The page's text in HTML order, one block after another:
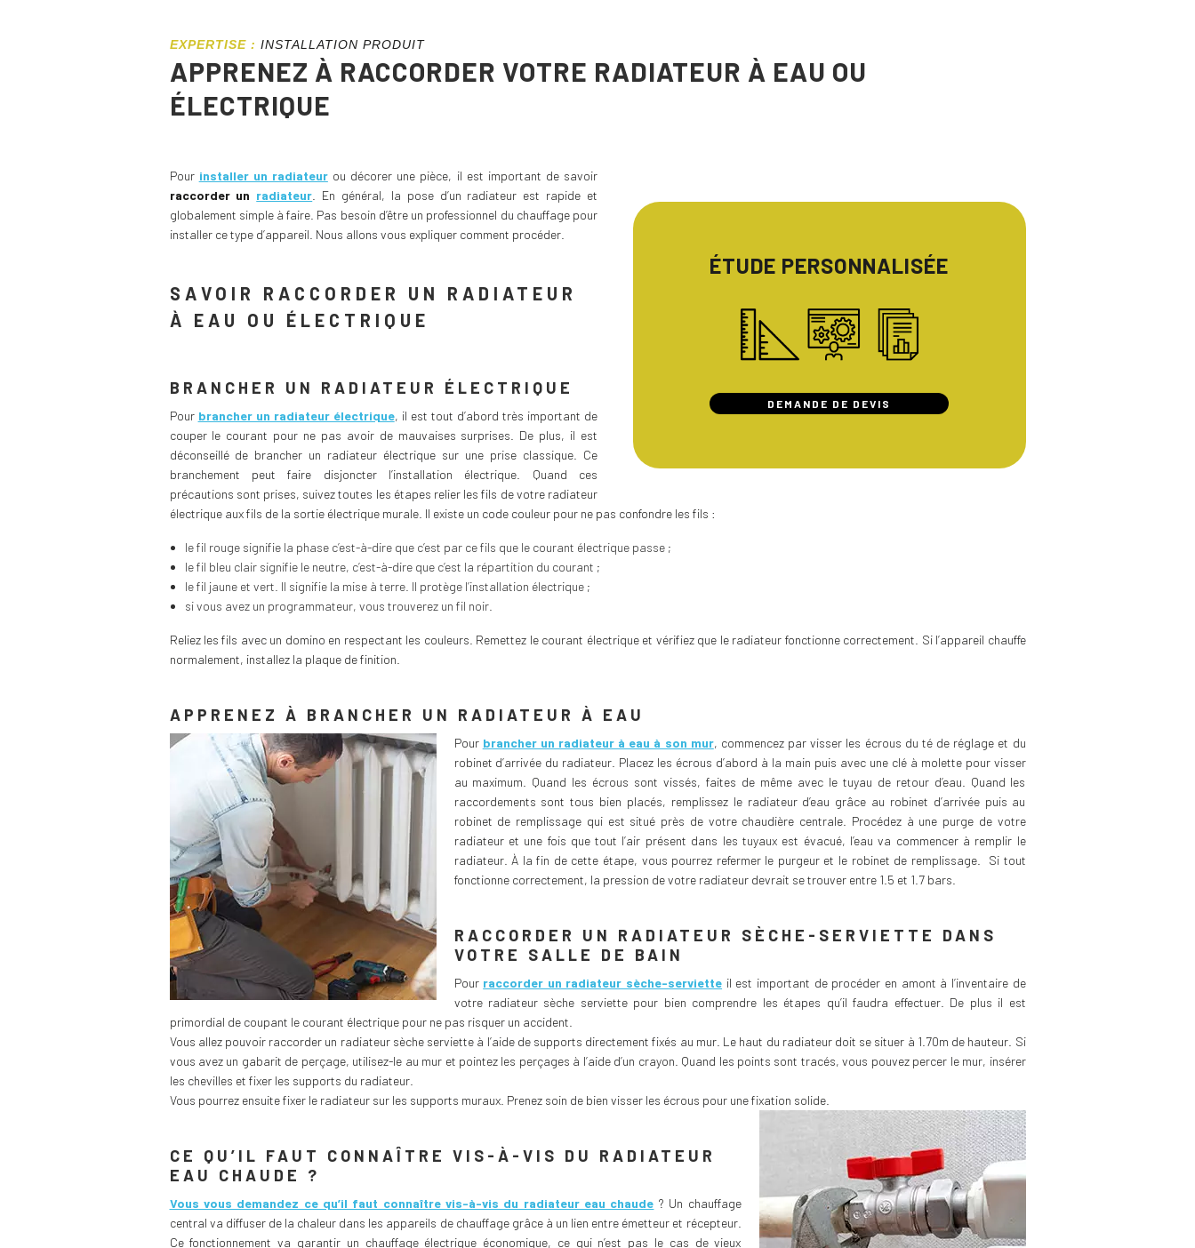
EXPERTISE : INSTALLATION PRODUIT
APPRENEZ À RACCORDER VOTRE RADIATEUR À EAU OU
ÉLECTRIQUE
ÉTUDE PERSONNALISÉE
DEMANDE DE DEVIS
Pour installer un radiateurou décorer une pièce, il est important de savoir
raccorder un radiateur . En général, la pose d’un radiateur est rapide et
globalement simple à faire. Pas besoin d’être un professionnel du chauffage pour
installer ce type d’appareil. Nous allons vous expliquer comment procéder.
SAVOIR RACCORDER UN RADIATEUR
À EAU OU ÉLECTRIQUE
BRANCHER UN RADIATEUR ÉLECTRIQUE
Pour brancher un radiateur électrique, il est tout d’abord très important de
couper le courant pour ne pas avoir de mauvaises surprises. De plus, il est
déconseillé de brancher un radiateur électrique sur une prise classique. Ce
branchement peut faire disjoncter l’installation électrique. Quand ces
précautions sont prises, suivez toutes les étapes relier les fils de votre radiateur
électrique aux fils de la sortie électrique murale. Il existe un code couleur pour ne pas confondre les fils :
le fil rouge signifie la phase c’est-à-dire que c’est par ce fils que le courant électrique passe ;
le fil bleu clair signifie le neutre, c’est-à-dire que c’est la répartition du courant ;
le fil jaune et vert. Il signifie la mise à terre. Il protège l’installation électrique ;
si vous avez un programmateur, vous trouverez un fil noir.
Reliez les fils avec un domino en respectant les couleurs. Remettez le courant électrique et vérifiez que le radiateur fonctionne correctement. Si l’appareil chauffe
normalement, installez la plaque de finition.
APPRENEZ À BRANCHER UN RADIATEUR À EAU
Pour brancher un radiateur à eau à son mur, commencez par visser les écrous du té de réglage et du
robinet d’arrivée du radiateur. Placez les écrous d’abord à la main puis avec une clé à molette pour visser
au maximum. Quand les écrous sont vissés, faites de même avec le tuyau de retour d’eau. Quand les
raccordements sont tous bien placés, remplissez le radiateur d’eau grâce au robinet d’arrivée puis au
robinet de remplissage qui est situé près de votre chaudière centrale. Procédez à une purge de votre
radiateur et une fois que tout l’air présent dans les tuyaux est évacué, l’eau va commencer à remplir le
radiateur. À la fin de cette étape, vous pourrez refermer le purgeur et le robinet de remplissage. Si tout
fonctionne correctement, la pression de votre radiateur devrait se trouver entre 1.5 et 1.7 bars.
RACCORDER UN RADIATEUR SÈCHE-SERVIETTE DANS
VOTRE SALLE DE BAIN
Pour raccorder un radiateur sèche-serviette il est important de procéder en amont à l’inventaire de
votre radiateur sèche serviette pour bien comprendre les étapes qu’il faudra effectuer. De plus il est
primordial de coupant le courant électrique pour ne pas risquer un accident.
Vous allez pouvoir raccorder un radiateur sèche serviette à l’aide de supports directement fixés au mur. Le haut du radiateur doit se situer à 1.70m de hauteur. Si
vous avez un gabarit de perçage, utilisez-le au mur et pointez les perçages à l’aide d’un crayon. Quand les points sont tracés, vous pouvez percer le mur, insérer
les chevilles et fixer les supports du radiateur.
Vous pourrez ensuite fixer le radiateur sur les supports muraux. Prenez soin de bien visser les écrous pour une fixation solide.
CE QU’IL FAUT CONNAÎTRE VIS-À-VIS DU RADIATEUR
EAU CHAUDE ?
Vous vous demandez ce qu’il faut connaître vis-à-vis du radiateur eau chaude ? Un chauffage
central va diffuser de la chaleur dans les appareils de chauffage grâce à un lien entre émetteur et récepteur.
Ce fonctionnement va garantir un chauffage électrique économique, ce qui n’est pas le cas de vieux